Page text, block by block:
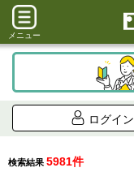
メニュー
ログイン
検索結果 5981件